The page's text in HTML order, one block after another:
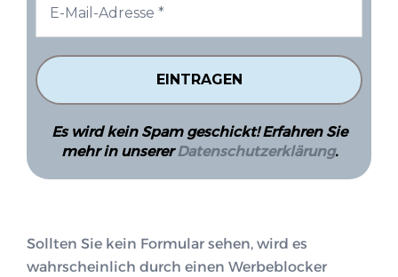
Es wird kein Spam geschickt! Erfahren Sie
mehr in unsererDatenschutzerklärung.
Sollten Sie kein Formular sehen, wird es
wahrscheinlich durch einen Werbeblocker